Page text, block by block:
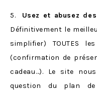
5. Usez et abusez
Définitivement le
simplifier) TOUTES
(confirmation de
cadeau…). Le site
question du plan